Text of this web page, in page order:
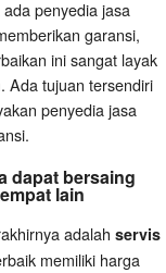
penyedia jasa
garansi,
ini sangat layak
Ada tujuan tersendiri
penyedia jasa
dapat bersaing
lain
adalah servis
memiliki harga